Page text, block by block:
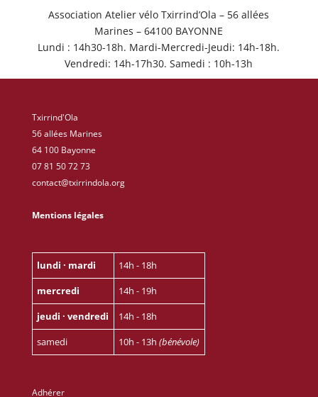
Association Atelier vélo Txirrind’Ola – 56 allées
Marines – 64100 BAYONNE
Lundi : 14h30-18h. Mardi-Mercredi-Jeudi: 14h-18h.
Vendredi: 14h-17h30. Samedi : 10h-13h
Txirrind'Ola
56 allées Marines
64 100 Bayonne
07 81 50 72 73
contact@txirrindola.org
Mentions légales
lundi · mardi
14h - 18h
mercredi
14h - 19h
jeudi · vendredi
14h - 18h
samedi
10h - 13h(bénévole)
Adhérer